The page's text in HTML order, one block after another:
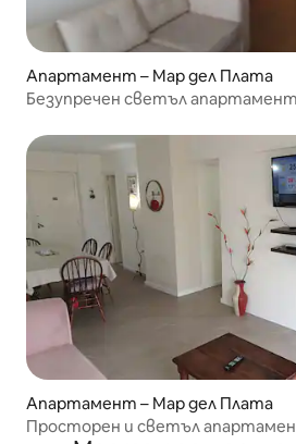
Апартамент – Мар дел Плата
Безупречен светъл
Апартамент – Мар дел Плата
Просторен и светъл